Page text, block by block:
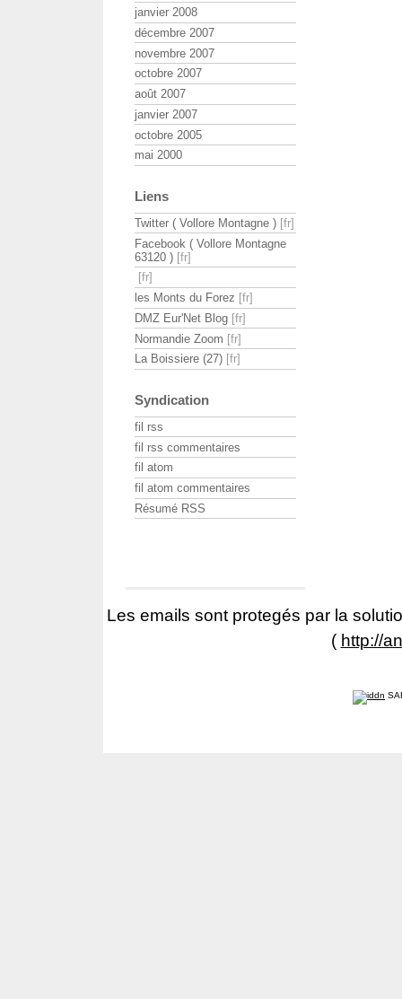
janvier 2008
décembre 2007
novembre 2007
octobre 2007
août 2007
janvier 2007
octobre 2005
mai 2000
Liens
Twitter ( Vollore Montagne )
Facebook ( Vollore Montagne
63120 )
les Monts du Forez
DMZ Eur'Net Blog
Normandie Zoom
La Boissiere (27)
Syndication
fil rss
fil rss commentaires
fil atom
fil atom commentaires
Résumé RSS
Les emails sont protegés par la
( http://